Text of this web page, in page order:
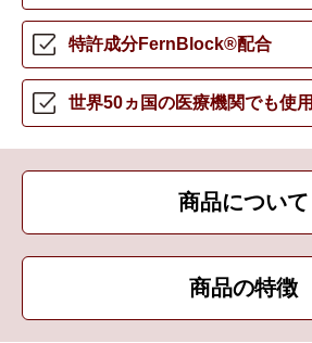
特許成分FernBlock®配合
世界50ヵ国の医療機関でも使用
商品について
商品の特徴